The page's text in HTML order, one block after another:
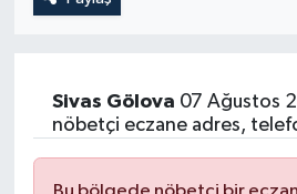
Sivas Gölova 07 Ağustos
nöbetçi eczane adres,